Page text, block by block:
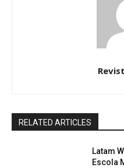
RELATED ARTICLES
Latam
Escola